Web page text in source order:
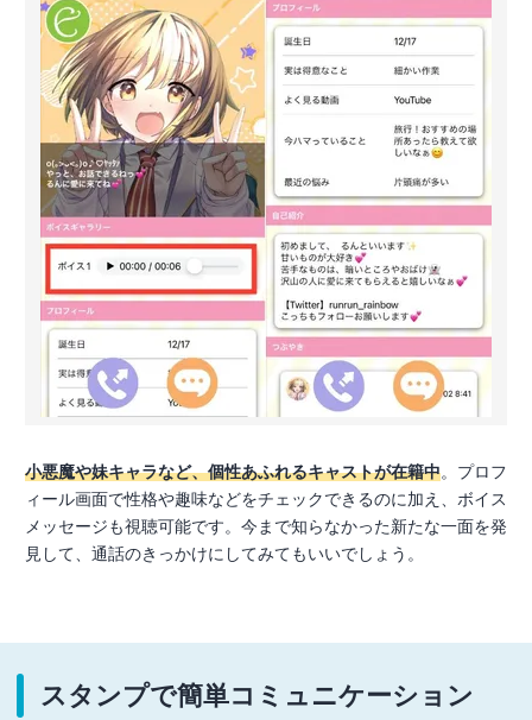
小悪魔や妹キャラなど、個性あふれるキャストが在籍中。プロフ
ィール画面で性格や趣味などをチェックできるのに加え、ボイス
メッセージも視聴可能です。今まで知らなかった新たな一面を発
見して、通話のきっかけにしてみてもいいでしょう。
スタンプで簡単コミュニケーション